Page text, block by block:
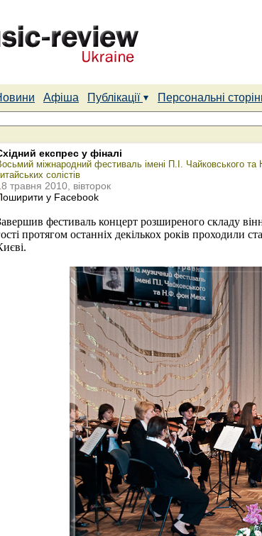
Афіша Публікації Персональні
експрес у фіналі
міжнародний фестиваль імені П.І. Чайковського
солістів
травня 2010, вівторок
у Facebook
фестиваль концерт розширеного складу
протягом останніх декількох років проходили